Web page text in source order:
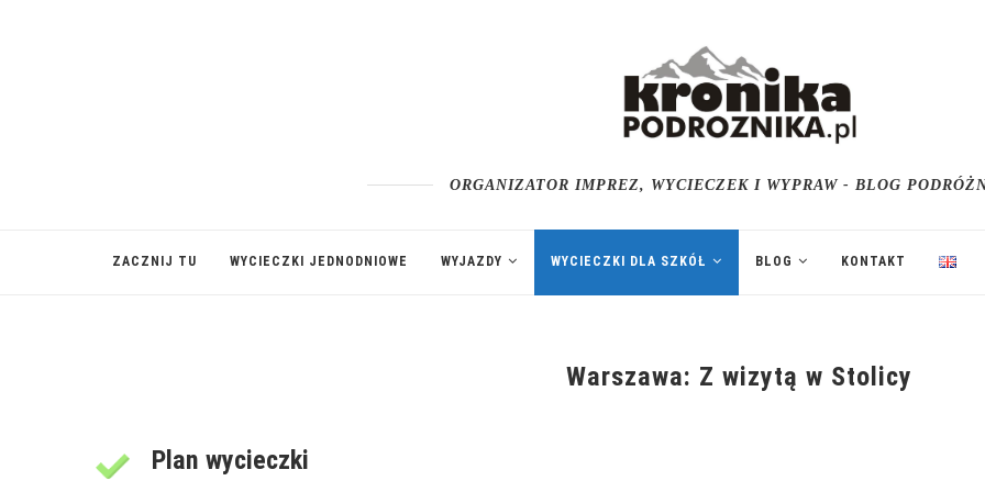
ORGANIZATOR IMPREZ, WYCIECZEK I WYPRAW - BLOG
ZACZNIJ TU WYCIECZKI JEDNODNIOWE WYJAZDY WYCIECZKI DLA SZKÓŁ BLOG KONTAKT
Warszawa: Z wizytą w Stolicy
Plan wycieczki